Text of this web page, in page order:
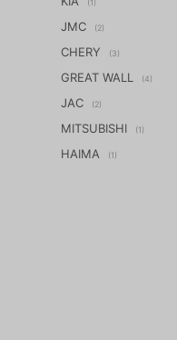
JMC (2)
CHERY (3)
GREAT WALL (4)
JAC (2)
MITSUBISHI (1)
HAIMA (1)